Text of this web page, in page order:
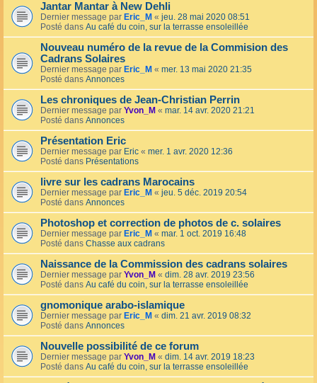
Jantar Mantar à New Dehli
Dernier message par Eric_M « jeu. 28 mai 2020 08:51
Posté dans Au café du coin, sur la terrasse ensoleillée
Nouveau numéro de la revue de la Commision des
Cadrans Solaires
Dernier message par Eric_M « mer. 13 mai 2020 21:35
Posté dans Annonces
Les chroniques de Jean-Christian Perrin
Dernier message par Yvon_M « mar. 14 avr. 2020 21:21
Posté dans Annonces
Présentation Eric
Dernier message par Eric « mer. 1 avr. 2020 12:36
Posté dans Présentations
livre sur les cadrans Marocains
Dernier message par Eric_M « jeu. 5 déc. 2019 20:54
Posté dans Annonces
Photoshop et correction de photos de c. solaires
Dernier message par Eric_M « mar. 1 oct. 2019 16:48
Posté dans Chasse aux cadrans
Naissance de la Commission des cadrans solaires
Dernier message par Yvon_M « dim. 28 avr. 2019 23:56
Posté dans Au café du coin, sur la terrasse ensoleillée
gnomonique arabo-islamique
Dernier message par Eric_M « dim. 21 avr. 2019 08:32
Posté dans Annonces
Nouvelle possibilité de ce forum
Dernier message par Yvon_M « dim. 14 avr. 2019 18:23
Posté dans Au café du coin, sur la terrasse ensoleillée